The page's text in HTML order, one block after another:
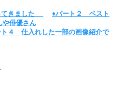
きました
♦パート２ ベスト
や俳優さん
ト４ 仕入れした一部の画像紹介で